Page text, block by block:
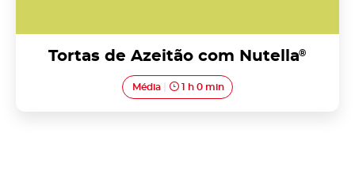
Tortas de Azeitão com Nutella®
Média 1 h 0 min